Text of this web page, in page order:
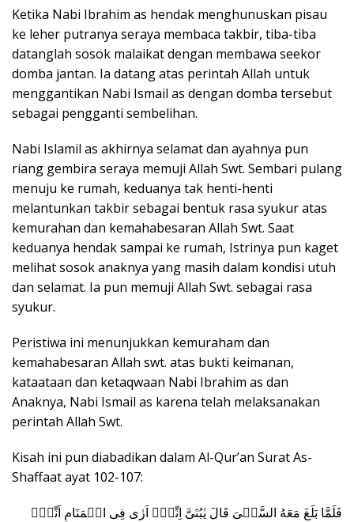
Ketika Nabi Ibrahim as hendak menghunuskan pisau
ke leher putranya seraya membaca takbir, tiba-tiba
datanglah sosok malaikat dengan membawa seekor
domba jantan. Ia datang atas perintah Allah untuk
menggantikan Nabi Ismail as dengan domba tersebut
sebagai pengganti sembelihan.
Nabi Islamil as akhirnya selamat dan ayahnya pun
riang gembira seraya memuji Allah Swt. Sembari pulang
menuju ke rumah, keduanya tak henti-henti
melantunkan takbir sebagai bentuk rasa syukur atas
kemurahan dan kemahabesaran Allah Swt. Saat
keduanya hendak sampai ke rumah, Istrinya pun kaget
melihat sosok anaknya yang masih dalam kondisi utuh
dan selamat. Ia pun memuji Allah Swt. sebagai rasa
syukur.
Peristiwa ini menunjukkan kemuraham dan
kemahabesaran Allah swt. atas bukti keimanan,
kataataan dan ketaqwaan Nabi Ibrahim as dan
Anaknya, Nabi Ismail as karena telah melaksanakan
perintah Allah Swt.
Kisah ini pun diabadikan dalam Al-Qur’an Surat As-
Shaffaat ayat 102-107:
فَلَمَّا بَلَغَ مَعَهُ السَّعۡىَ قَالَ يٰبُنَىَّ اِنِّىۡۤ اَرٰى فِى الۡمَنَامِ اَنِّىۡۤ